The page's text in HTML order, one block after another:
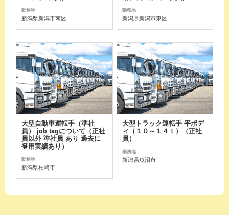
勤務地
新潟県新潟市南区
勤務地
新潟県新潟市東区
大型自動車運転手（準社
員） job tagについて（正社
員以外 準社員 あり 過去に
登用実績あり）
勤務地
新潟県柏崎市
大型トラック運転手 平ボデ
ィ（１０～１４ｔ）（正社
員）
勤務地
新潟県魚沼市